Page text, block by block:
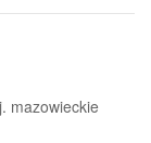
mazowieckie